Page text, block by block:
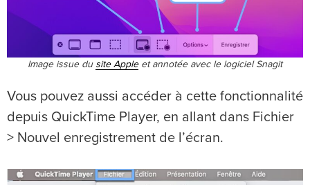
Image issue du site Appleet annotée avec le logiciel Snagit
Vous pouvez aussi accéder à cette fonctionnalité
depuis QuickTime Player, en allant dans Fichier
> Nouvel enregistrement de l’écran.